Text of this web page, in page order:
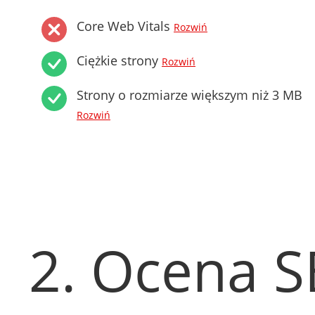
Core Web Vitals Rozwiń
Ciężkie strony Rozwiń
Strony o rozmiarze większym niż 3 MB
Rozwiń
2. Ocena